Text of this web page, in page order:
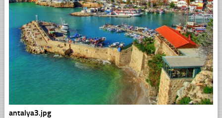
antalya3.jpg